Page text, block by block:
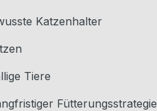
Katzenhalter
Tiere
Fütterungsstrategie